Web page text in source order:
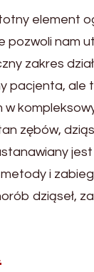
element
nam
zakres
ale
i
dziąseł,